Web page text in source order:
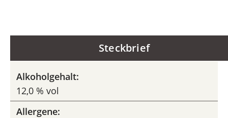
Steckbrief
Alkoholgehalt:
12,0 % vol
Allergene: